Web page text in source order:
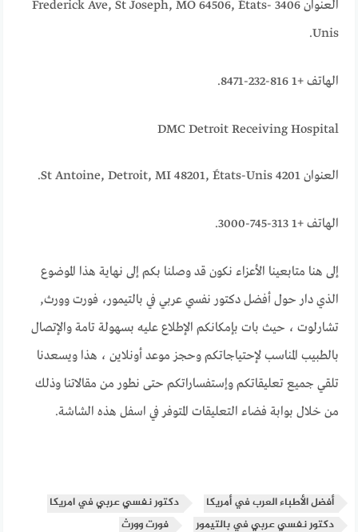
العنوان 3406 Frederick Ave, St Joseph, MO 64506, États-
Unis.
الهاتف +1 816-232-8471.
DMC Detroit Receiving Hospital
العنوان 4201 St Antoine, Detroit, MI 48201, États-Unis.
الهاتف +1 313-745-3000.
إلى هنا متابعينا الأعزاء نكون قد وصلنا بكم إلى نهاية هذا الموضوع
الذي دار حول أفضل دكتور نفسي عربي في بالتيمور، فورت وورث,
تشارلوت ، حيث بات بإمكانكم الإطلاع عليه بسهولة تامة والإتصال
بالطبيب المناسب لإحتياجاتكم وحجز موعد أونلاين ، هذا ويسعدنا
تلقي جميع تعليقاتكم وإستفساراتكم حتى نطور من مقالاتنا وذلك
من خلال بوابة فضاء التعليقات المتوفر في اسفل هذه الشاشة.
أفضل الأطباء العرب في أمريكا
دكتور نفسي عربي في امريكا
دكتور نفسي عربي في بالتيمور
فورت وورث